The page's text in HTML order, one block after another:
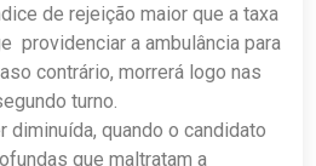
de rejeição maior que a taxa
providenciar a ambulância para
contrá­rio, morrerá logo nas
turno.
quando o candidato
que maltratam a